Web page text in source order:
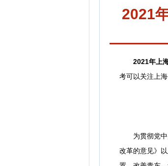
2021
2021年上海
考可以关注上
为贯彻党中央
改革的意见》